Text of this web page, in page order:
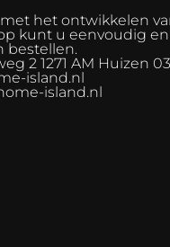
het ontwikkelen
kunt u eenvoudig
bestellen.
2 1271 AM Huizen
island.nl
island.nl